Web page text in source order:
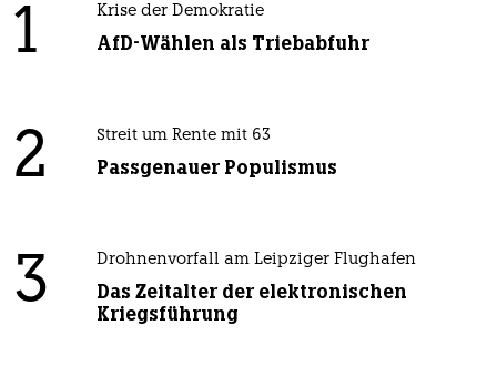
1 Krise der Demokratie
AfD-Wählen als Triebabfuhr
2 Streit um Rente mit 63
Passgenauer Populismus
3 Drohnenvorfall am Leipziger Flughafen
Das Zeitalter der elektronischen
Kriegsführung